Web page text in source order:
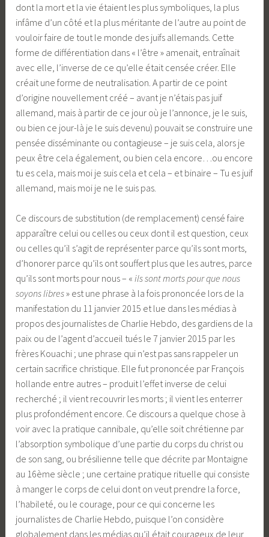
dont la mort et la vie étaient les plus symboliques, la plus
infâme d’un côté et la plus méritante de l’autre au point de
vouloir faire de tout le monde des juifs allemands. Cette
forme de différentiation dans « l’être » amenait, entraînait
avec elle, l’inverse de ce qu’elle était censée créer. Elle
créait une forme de neutralisation. A partir de ce point
d’origine nouvellement créé – avant je n’étais pas juif
allemand, mais à partir de ce jour où je l’annonce, je le suis,
ou bien ce jour-là je le suis devenu) pouvait se construire une
pensée disséminante ou contagieuse – je suis cela, alors je
peux être cela également, ou bien cela encore…ou encore
tu es cela, mais moi je suis cela et cela – et binaire – Tu es juif
allemand, mais moi je ne le suis pas.
Ce discours de substitution (de remplacement) censé faire
apparaître celui ou celles ou ceux dont il est question, ceux
ou celles qu’il s’agit de représenter parce qu’ils sont morts,
d’honorer parce qu’ils ont souffert plus que les autres, parce
qu’ils sont morts pour nous – « ils sont morts pour que nous
soyons libres» est une phrase à la fois prononcée lors de la
manifestation du 11 janvier 2015 et lue dans les médias à
propos des journalistes de Charlie Hebdo, des gardiens de la
paix ou de l’agent d’accueil tués le 7 janvier 2015 par les
frères Kouachi ; une phrase qui n’est pas sans rappeler un
certain sacrifice christique. Elle fut prononcée par François
hollande entre autres – produit l’effet inverse de celui
recherché ; il vient recouvrir les morts ; il vient les enterrer
plus profondément encore. Ce discours a quelque chose à
voir avec la pratique cannibale, qu’elle soit chrétienne par
l’absorption symbolique d’une partie du corps du christ ou
de son sang, ou brésilienne telle que décrite par Montaigne
au 16ème siècle ; une certaine pratique rituelle qui consiste
à manger le corps de celui dont on veut prendre la force,
l’habileté, ou le courage, pour ce qui concerne les
journalistes de Charlie Hebdo, puisque l’on considère
globalement dans les médias qu’il était courageux de leur